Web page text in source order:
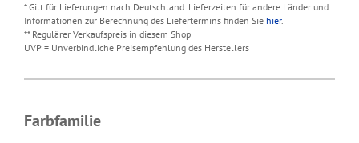
* Gilt für Lieferungen nach Deutschland. Lieferzeiten für andere Länder und
Informationen zur Berechnung des Liefertermins finden Sie hier.
** Regulärer Verkaufspreis in diesem Shop
UVP = Unverbindliche Preisempfehlung des Herstellers
Farbfamilie